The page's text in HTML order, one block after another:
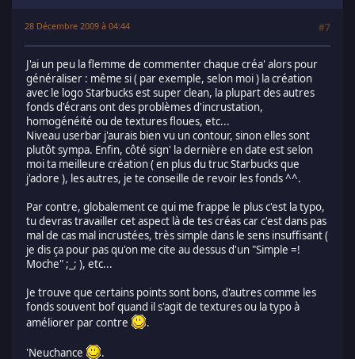
28 Décembre 2009 à 04:44 #7
J'ai un peu la flemme de commenter chaque créa' alors pour
généraliser : même si ( par exemple, selon moi ) la création
avec le logo Starbucks est super clean, la plupart des autres
fonds d'écrans ont des problèmes d'incrustation,
homogénéité ou de textures floues, etc...
Niveau userbar j'aurais bien vu un contour, sinon elles sont
plutôt sympa. Enfin, côté sign' la dernière en date est selon
moi ta meilleure création ( en plus du truc Starbucks que
j'adore ), les autres, je te conseille de revoir les fonds ^^.
Par contre, globalement ce qui me frappe le plus c'est la typo,
tu devras travailler cet aspect là de tes créas car c'est dans pas
mal de cas mal incrustées, très simple dans le sens insuffisant (
je dis ça pour pas qu'on me cite au dessus d'un "Simple =!
Moche" ;_; ), etc...
Je trouve que certains points sont bons, d'autres comme les
fonds souvent bof quand il s'agit de textures ou la typo à
améliorer par contre
.
'Neuchance .